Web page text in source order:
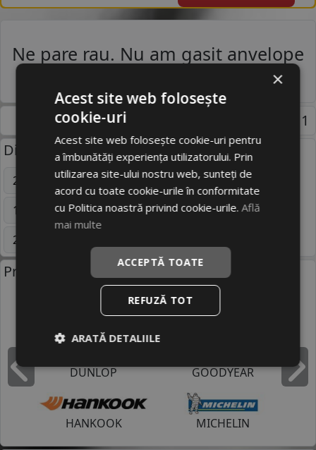
Ne pare rau. Nu am gasit anvelope
Pagina 1
Dimensiuni uzuale anvelope:
205/55 R16 195/65 R15
225/45 R17
175/70 R14
205/55 R17
185/55 R15
225/70 R16
Producatori anvelope:
DUNLOP GOODYEAR
HANKOOK MICHELIN
Inapoi
×
Acest site web folosește
cookie-uri
Acest site web folosește cookie-uri pentru
a îmbunătăți experiența utilizatorului. Prin
utilizarea site-ului nostru web, sunteți de
acord cu toate cookie-urile în conformitate
cu Politica noastră privind cookie-urile.Află
mai multe
ACCEPTĂ TOATE
REFUZĂ TOT
ARATĂ DETALIILE